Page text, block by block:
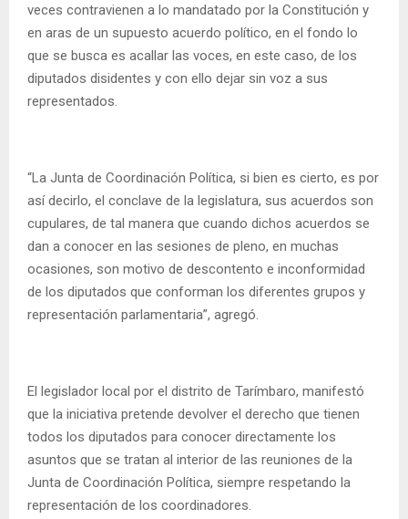
veces contravienen a lo mandatado por la Constitución y
en aras de un supuesto acuerdo político, en el fondo lo
que se busca es acallar las voces, en este caso, de los
diputados disidentes y con ello dejar sin voz a sus
representados.
“La Junta de Coordinación Política, si bien es cierto, es por
así decirlo, el conclave de la legislatura, sus acuerdos son
cupulares, de tal manera que cuando dichos acuerdos se
dan a conocer en las sesiones de pleno, en muchas
ocasiones, son motivo de descontento e inconformidad
de los diputados que conforman los diferentes grupos y
representación parlamentaria”, agregó.
El legislador local por el distrito de Tarímbaro, manifestó
que la iniciativa pretende devolver el derecho que tienen
todos los diputados para conocer directamente los
asuntos que se tratan al interior de las reuniones de la
Junta de Coordinación Política, siempre respetando la
representación de los coordinadores.